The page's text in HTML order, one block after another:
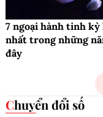
7 ngoại hành tinh kỳ
nhất trong những
đây
Chuyển đổi số